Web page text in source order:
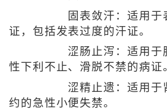
固表敛汗：适用于
证，包括发表过度的汗证。
涩肠止泻：适用于
性下利不止、滑脱不禁的病证
涩精止遗：适用于
约的急性小便失禁。